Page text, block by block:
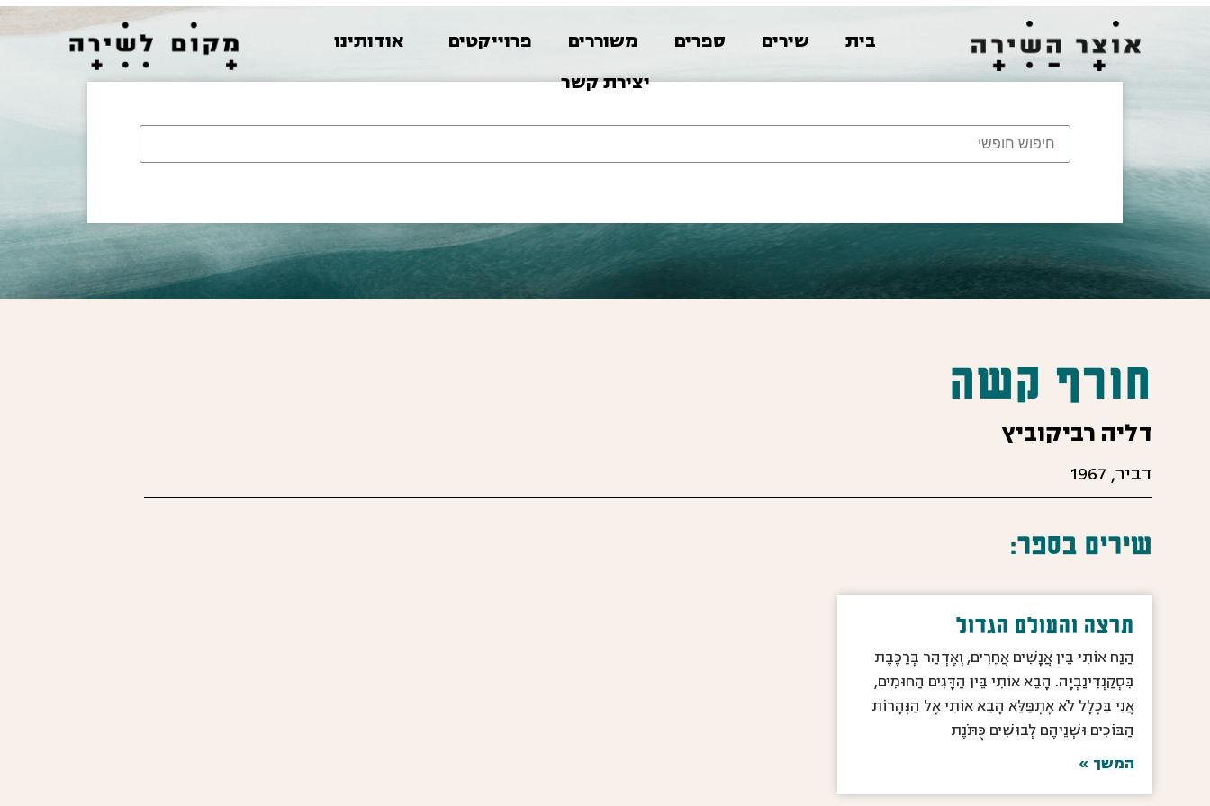
בית שירים ספרים משוררים פרוייקטים
אודותינו
יצירת קשר
חורף קשה
דליה רביקוביץ
דביר, 1967
שירים בספר:
תרצה והעולם הגדול
הַנַּח אוֹתִי בֵּין אֲנָשִׁים אֲחֵרִים, וְאֶדְהַר בְּרַכֶּבֶת
בִּסְקַנְדִינַבְיָה. הָבֵא אוֹתִי בֵּין הַדָּגִים הַחוּמִים,
אֲנִי בִּכְלָל לֹא אֶתְפַּלֵּא הָבֵא אוֹתִי אֶל הַנְּהָרוֹת
הַבּוֹכִים וּשְׁנֵיהֶם לְבוּשִׁים כֻּתֹּנֶת
המשך »